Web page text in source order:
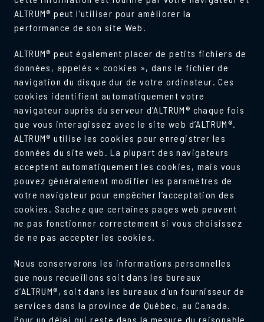
ALTRUM® peut l’utiliser pour améliorer la
performance de son site Web.
ALTRUM® peut également placer de petits fichiers de
données, appelés « cookies », dans le fichier de
navigation du disque dur de votre ordinateur. Ces
cookies identifient automatiquement votre
navigateur auprès du serveur d’ALTRUM® chaque fois
que vous interagissez avec le site web d’ALTRUM®.
ALTRUM® utilise les cookies pour enregistrer les
données du site web. La plupart des navigateurs
acceptent automatiquement les cookies, mais vous
pouvez généralement modifier les paramètres de
votre navigateur pour empêcher l’acceptation des
cookies. Sachez que certaines pages web peuvent
ne pas fonctionner correctement si vous choisissez
de ne pas accepter les cookies.
Nous conserverons les informations personnelles
que nous recueillons soit dans les bureaux
d’ALTRUM®, soit dans les bureaux d’un fournisseur de
services dans la province de Québec, au Canada.
Pour un délai qui reste dans la mesure du raisonable